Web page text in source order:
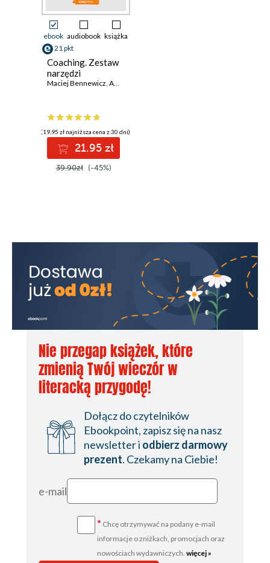
ebook audiobook książka
21 pkt
Coaching. Zestaw
narzędzi
Maciej Bennewicz, Anna Prelewicz
(19,95 zł najniższa cena z 30 dni)
21.95 zł
39.90zł (-45%)
Nie przegap książek, które
zmienią Twój wieczór w
literacką przygodę!
Dołącz do czytelników
Ebookpoint, zapisz się na nasz
newsletter i odbierz darmowy
prezent. Czekamy na Ciebie!
e-mail
* Chcę otrzymywać na podany e-mail
informacje o zniżkach, promocjach oraz
nowościach wydawniczych. więcej »